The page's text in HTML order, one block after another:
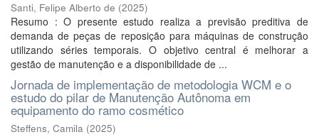
Santi, Felipe Alberto de (2025)
Resumo : O presente estudo realiza a previsão preditiva de
demanda de peças de reposição para máquinas de construção
utilizando séries temporais. O objetivo central é melhorar a
gestão de manutenção e a disponibilidade de ...
Jornada de implementação de metodologia WCM e o
estudo do pilar de Manutenção Autônoma em
equipamento do ramo cosmético
Steffens, Camila (2025)